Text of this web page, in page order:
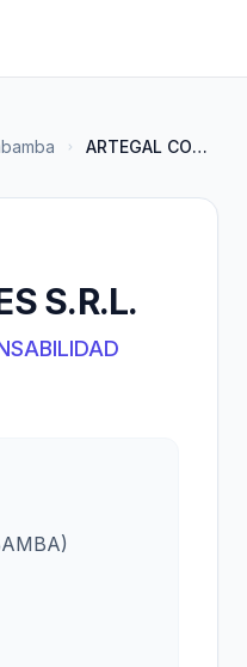
ARTEGAL CONSULTORES S.R.L.
S.R.L.